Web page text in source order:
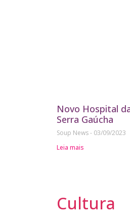
Novo Hospital
Serra Gaúcha
Soup News
03/09/2023
Leia mais
Cultura